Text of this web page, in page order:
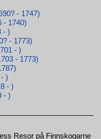
- 1747)
- 1740)
- )
- 1773)
- )
- 1773)
)
- )
- )
Resor på Finnskogarne